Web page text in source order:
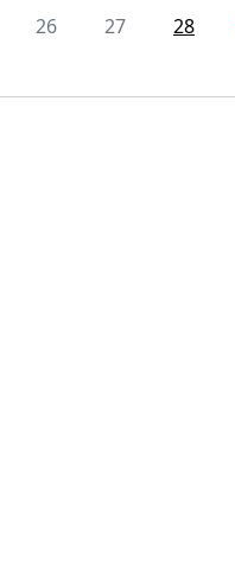
26 27 28